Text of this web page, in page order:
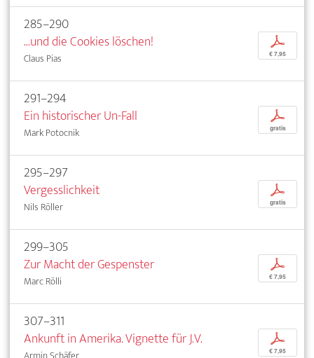
285–290
...und die Cookies löschen!
Claus Pias
p
€ 7,95
291–294
Ein historischer Un-Fall
Mark Potocnik
p
gratis
295–297
Vergesslichkeit
Nils Röller
p
gratis
299–305
Zur Macht der Gespenster
Marc Rölli
p
€ 7,95
307–311
Ankunft in Amerika. Vignette für J.V.
p
€ 7,95